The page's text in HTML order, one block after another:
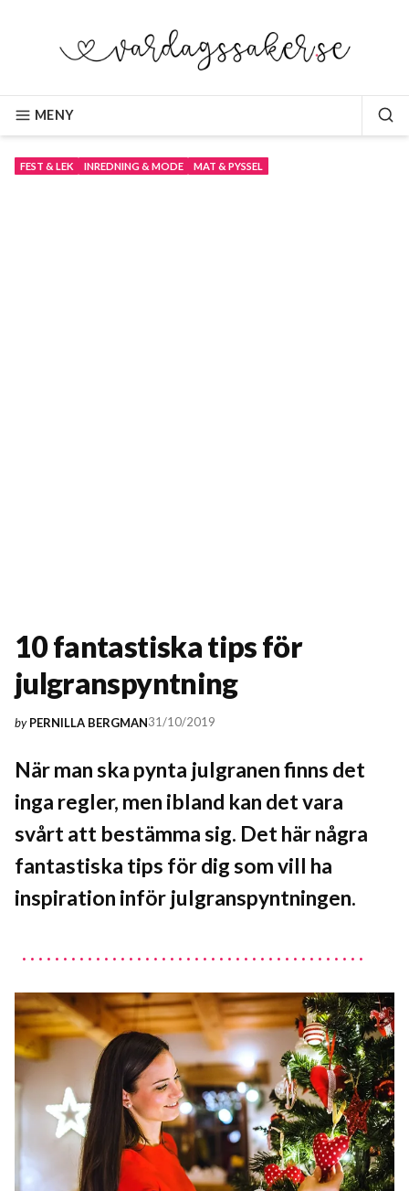
VARDAGSSAKER.SE
MENY
FEST & LEK INREDNING & MODE MAT & PYSSEL
10 fantastiska tips för
julgranspyntning
by PERNILLA BERGMAN31/10/2019
När man ska pynta julgranen finns det
inga regler, men ibland kan det vara
svårt att bestämma sig. Det här några
fantastiska tips för dig som vill ha
inspiration inför julgranspyntningen.